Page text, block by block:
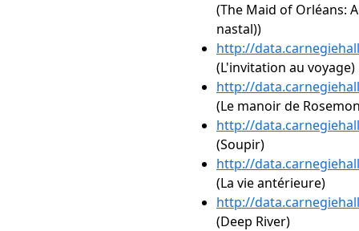
(The Maid of Orléans:
nastal))
http://
(L'invitation au voyage)
http://
(Le manoir de
http://
(Soupir)
http://
(La vie antérieure)
http://
(Deep River)